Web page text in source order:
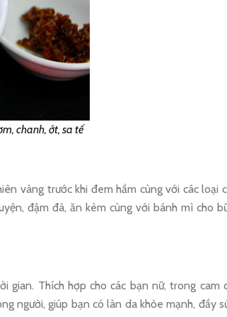
chanh, ớt, sa tế
vàng trước khi đem hầm cùng với các loại
đậm đà, ăn kèm cùng với bánh mì cho
gian. Thích hợp cho các bạn nữ, trong cam
người, giúp bạn có làn da khỏe mạnh, đầy